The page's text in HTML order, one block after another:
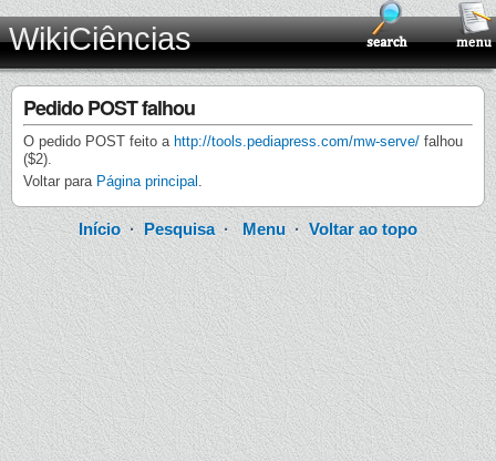
WikiCiências
Pedido POST falhou
O pedido POST feito a http://tools.pediapress.com/mw-serve/ falhou
($2).
Voltar para Página principal .
Início·Pesquisa· Menu· Voltar ao topo